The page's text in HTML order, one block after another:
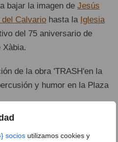
socios utilizamos cookies y
bajar la imagen de Jesús
del Calvario hasta la Iglesia
del 75 aniversario de
Xàbia.
de la obra 'TRASH'en la
y humor en la Plaza
y vacas de la Ganadería
desafío de ganaderías La